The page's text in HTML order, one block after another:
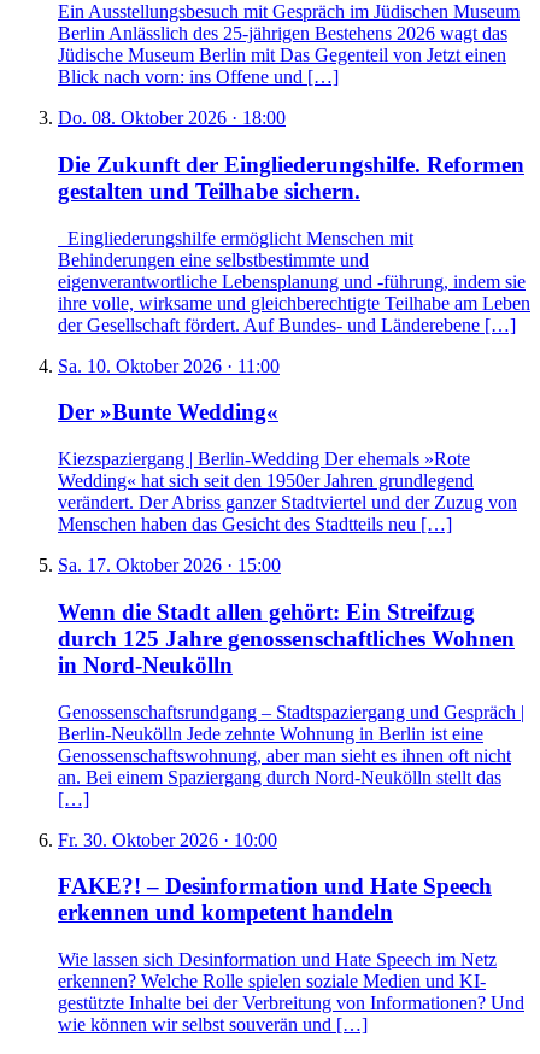
Ein Ausstellungsbesuch mit Gespräch im Jüdischen Museum
Berlin Anlässlich des 25-jährigen Bestehens 2026 wagt das
Jüdische Museum Berlin mit Das Gegenteil von Jetzt einen
Blick nach vorn: ins Offene und […]
Do. 08. Oktober 2026 · 18:00
Die Zukunft der Eingliederungshilfe. Reformen
gestalten und Teilhabe sichern.
Eingliederungshilfe ermöglicht Menschen mit
Behinderungen eine selbstbestimmte und
eigenverantwortliche Lebensplanung und -führung, indem sie
ihre volle, wirksame und gleichberechtigte Teilhabe am Leben
der Gesellschaft fördert. Auf Bundes- und Länderebene […]
Sa. 10. Oktober 2026 · 11:00
Der »Bunte Wedding«
Kiezspaziergang | Berlin-Wedding Der ehemals »Rote
Wedding« hat sich seit den 1950er Jahren grundlegend
verändert. Der Abriss ganzer Stadtviertel und der Zuzug von
Menschen haben das Gesicht des Stadtteils neu […]
Sa. 17. Oktober 2026 · 15:00
Wenn die Stadt allen gehört: Ein Streifzug
durch 125 Jahre genossenschaftliches Wohnen
in Nord-Neukölln
Genossenschaftsrundgang – Stadtspaziergang und Gespräch |
Berlin-Neukölln Jede zehnte Wohnung in Berlin ist eine
Genossenschaftswohnung, aber man sieht es ihnen oft nicht
an. Bei einem Spaziergang durch Nord-Neukölln stellt das
[…]
Fr. 30. Oktober 2026 · 10:00
FAKE?! – Desinformation und Hate Speech
erkennen und kompetent handeln
Wie lassen sich Desinformation und Hate Speech im Netz
erkennen? Welche Rolle spielen soziale Medien und KI-
gestützte Inhalte bei der Verbreitung von Informationen? Und
wie können wir selbst souverän und […]